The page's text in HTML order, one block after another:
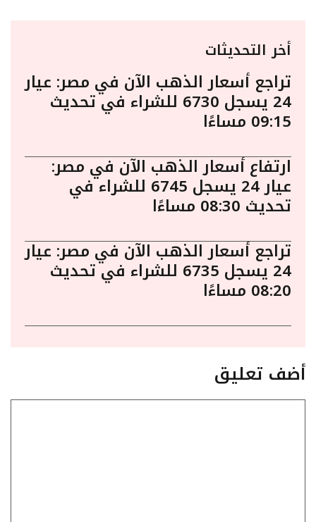
أخر التحديثات
تراجع أسعار الذهب الآن في مصر: عيار
24 يسجل 6730 للشراء في تحديث
09:15 مساءًا
ارتفاع أسعار الذهب الآن في مصر:
عيار 24 يسجل 6745 للشراء في
تحديث 08:30 مساءًا
تراجع أسعار الذهب الآن في مصر: عيار
24 يسجل 6735 للشراء في تحديث
08:20 مساءًا
أضف تعليق